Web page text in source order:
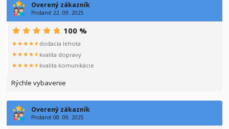
Overený zákazník
Pridané 22. 09. 2025
Rýchle vybavenie
100 %
dodacia lehota
kvalita dopravy
kvalita komunikácie
Overený zákazník
Pridané 08. 09. 2025